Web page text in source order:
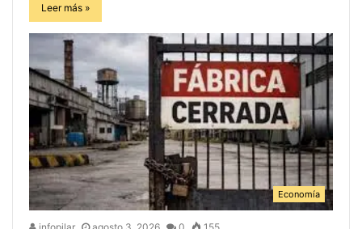
Leer más »
Economía